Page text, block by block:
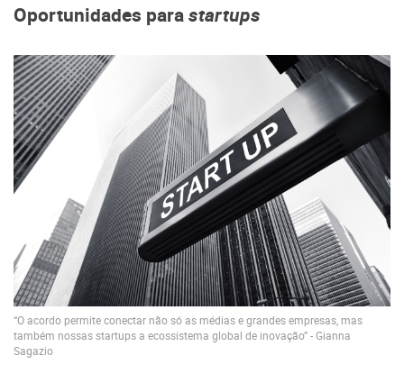
Oportunidades parastartups
“O acordo permite conectar não só as médias e grandes empresas, mas
também nossas startups a ecossistema global de inovação” - Gianna
Sagazio